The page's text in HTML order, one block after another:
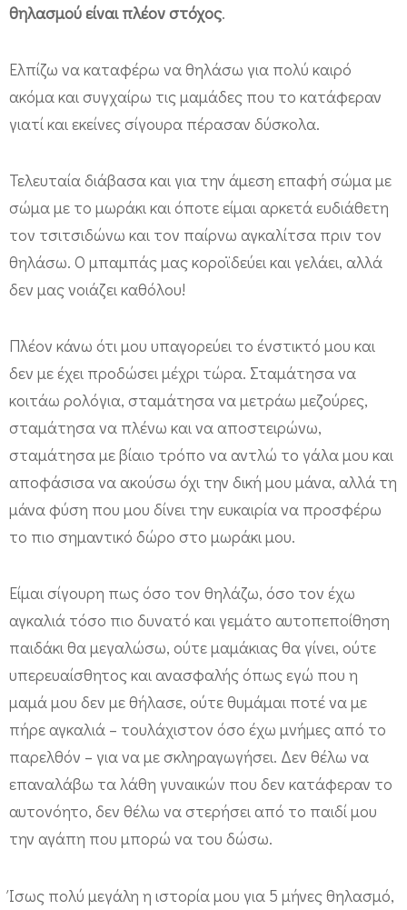
θηλασμού είναι πλέον στόχος.
Ελπίζω να καταφέρω να θηλάσω για πολύ καιρό
ακόμα και συγχαίρω τις μαμάδες που το κατάφεραν
γιατί και εκείνες σίγουρα πέρασαν δύσκολα.
Τελευταία διάβασα και για την άμεση επαφή σώμα με
σώμα με το μωράκι και όποτε είμαι αρκετά ευδιάθετη
τον τσιτσιδώνω και τον παίρνω αγκαλίτσα πριν τον
θηλάσω. Ο μπαμπάς μας κοροϊδεύει και γελάει, αλλά
δεν μας νοιάζει καθόλου!
Πλέον κάνω ότι μου υπαγορεύει το ένστικτό μου και
δεν με έχει προδώσει μέχρι τώρα. Σταμάτησα να
κοιτάω ρολόγια, σταμάτησα να μετράω μεζούρες,
σταμάτησα να πλένω και να αποστειρώνω,
σταμάτησα με βίαιο τρόπο να αντλώ το γάλα μου και
αποφάσισα να ακούσω όχι την δική μου μάνα, αλλά τη
μάνα φύση που μου δίνει την ευκαιρία να προσφέρω
το πιο σημαντικό δώρο στο μωράκι μου.
Είμαι σίγουρη πως όσο τον θηλάζω, όσο τον έχω
αγκαλιά τόσο πιο δυνατό και γεμάτο αυτοπεποίθηση
παιδάκι θα μεγαλώσω, ούτε μαμάκιας θα γίνει, ούτε
υπερευαίσθητος και ανασφαλής όπως εγώ που η
μαμά μου δεν με θήλασε, ούτε θυμάμαι ποτέ να με
πήρε αγκαλιά – τουλάχιστον όσο έχω μνήμες από το
παρελθόν – για να με σκληραγωγήσει. Δεν θέλω να
επαναλάβω τα λάθη γυναικών που δεν κατάφεραν το
αυτονόητο, δεν θέλω να στερήσει από το παιδί μου
την αγάπη που μπορώ να του δώσω.
Ίσως πολύ μεγάλη η ιστορία μου για 5 μήνες θηλασμό,